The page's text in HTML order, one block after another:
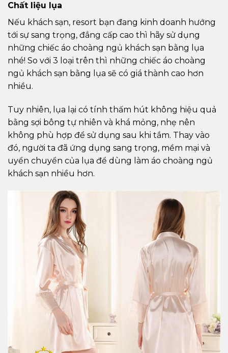
Chất liệu lụa
Nếu khách sạn, resort bạn đang kinh doanh hướng
tới sự sang trọng, đẳng cấp cao thì hãy sử dụng
những chiếc áo choàng ngủ khách sạn bằng lụa
nhé! So với 3 loại trên thì những chiếc áo choàng
ngủ khách sạn bằng lụa sẽ có giá thành cao hơn
nhiều.
Tuy nhiên, lụa lại có tính thấm hút không hiệu quả
bằng sợi bông tự nhiên và khá mỏng, nhẹ nên
không phù hợp để sử dụng sau khi tắm. Thay vào
đó, người ta đã ứng dụng sang trọng, mềm mại và
uyển chuyển của lụa để dùng làm áo choàng ngủ
khách sạn nhiều hơn.